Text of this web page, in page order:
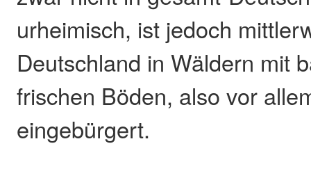
urheimisch, ist jedoch
Deutschland in Wäldern mit
frischen Böden, also vor
eingebürgert.